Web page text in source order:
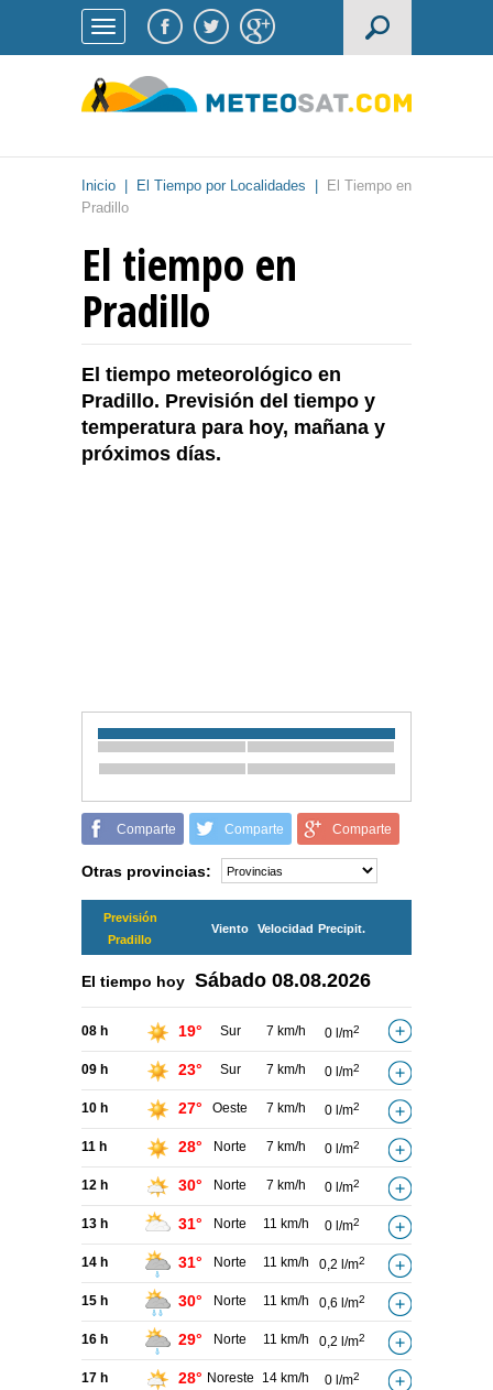
Inicio El Tiempo por Localidades
El Tiempo en
Pradillo
El tiempo en
Pradillo
El tiempo meteorológico en
Pradillo. Previsión del tiempo y
temperatura para hoy, mañana y
próximos días.
Comparte Comparte Comparte
Otras provincias:
Previsión
Pradillo
Viento Velocidad Precipit.
El tiempo hoy Sábado 08.08.2026
08 h 19° Sur 7 km/h 0 l/m2
09 h 23° Sur 7 km/h 0 l/m2
10 h 27° Oeste 7 km/h 0 l/m2
11 h 28° Norte 7 km/h 0 l/m2
12 h 30° Norte 7 km/h 0 l/m2
13 h 31° Norte 11 km/h 0 l/m2
14 h 31° Norte 11 km/h 0,2 l/m2
15 h 30° Norte 11 km/h 0,6 l/m2
16 h 29° Norte 11 km/h 0,2 l/m2
17 h 28° Noreste 14 km/h 0 l/m2